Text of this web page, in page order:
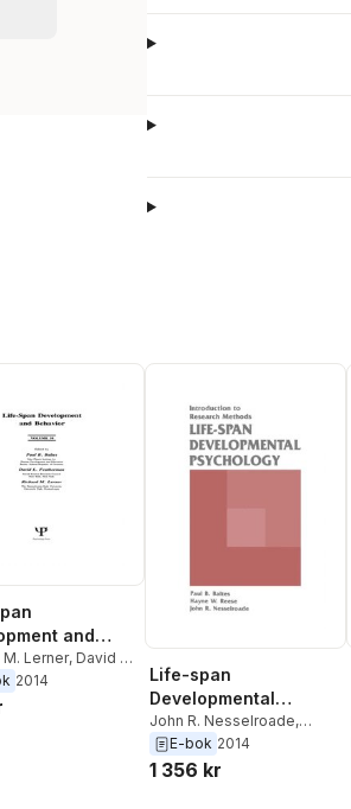
and
M. Lerner, David L.
,Paul B. Baltes
2014
Life-span
Developmental
Psychology
John R. Nesselroade,
Hayne W. Reese
Baltes
E-bok 2014
1 356 kr